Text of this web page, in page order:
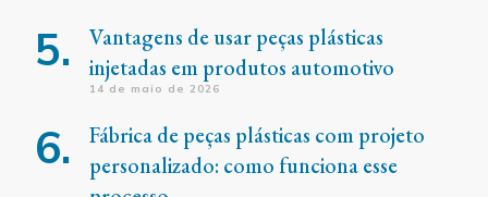
Vantagens de usar peças plásticas
injetadas em produtos automotivo
14 de maio de 2026
Fábrica de peças plásticas com projeto
personalizado: como funciona esse